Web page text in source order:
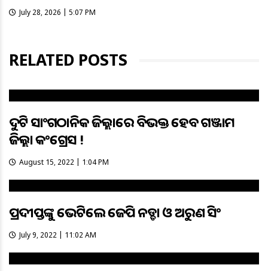
July 28, 2026 | 5:07 PM
RELATED POSTS
ଦୁଇଟି ସାଂଗଠାନିକ ଜିଲ୍ଲାରେ ବିଭକ୍ତ ହେବ ଗଞ୍ଜାମ
ଜିଲ୍ଲା କଂଗ୍ରେସ !
August 15, 2022 | 1:04 PM
ପ୍ରଦୀପ୍ତଙ୍କୁ ଭେଟିଲେ ଜେପି ନଡ୍ଡା ଓ ଅରୁଣ ସିଂ
July 9, 2022 | 11:02 AM